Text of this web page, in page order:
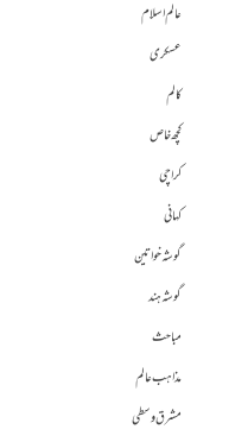
عالم اسلام
عسکری
کالم
کچھ خاص
کراچی
کہانی
گوشہ خواتین
گوشہ ہند
مباحث
مذاہب عالم
مشرق وسطی